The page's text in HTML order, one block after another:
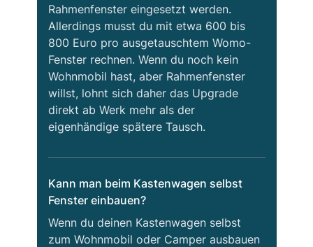
Rahmenfenster eingesetzt werden.
Allerdings musst du mit etwa 600 bis
800 Euro pro ausgetauschtem Womo-
Fenster rechnen. Wenn du noch kein
Wohnmobil hast, aber Rahmenfenster
willst, lohnt sich daher das Upgrade
direkt ab Werk mehr als der
eigenhändige spätere Tausch.
Kann man beim Kastenwagen selbst
Fenster einbauen?
Wenn du deinen Kastenwagen selbst
zum Wohnmobil oder Camper ausbauen